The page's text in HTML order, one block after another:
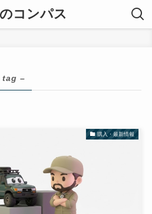
コンパス
tag –
購入・最新情報